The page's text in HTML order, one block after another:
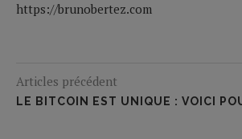
https://brunobertez.com
Articles précédent
LE BITCOIN EST UNIQUE : VOICI